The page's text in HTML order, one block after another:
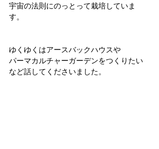
宇宙の法則にのっとって栽培していま
す。
ゆくゆくはアースバックハウスや
パーマカルチャーガーデンをつくりたい
など話してくださいました。